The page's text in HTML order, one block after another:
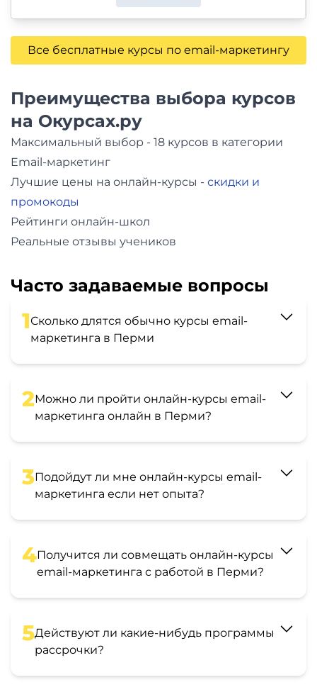
Все бесплатные курсы по email-маркетингу
Преимущества выбора курсов
на Окурсах.ру
Максимальный выбор - 18 курсов в категории
Email-маркетинг
Лучшие цены на онлайн-курсы - скидки и
промокоды
Рейтинги онлайн-школ
Реальные отзывы учеников
Часто задаваемые вопросы
1Сколько длятся обычно курсы email-
маркетинга в Перми
2Можно ли пройти онлайн-курсы email-
маркетинга онлайн в Перми?
3Подойдут ли мне онлайн-курсы email-
маркетинга если нет опыта?
4Получится ли совмещать онлайн-курсы
email-маркетинга с работой в Перми?
5Действуют ли какие-нибудь программы
рассрочки?